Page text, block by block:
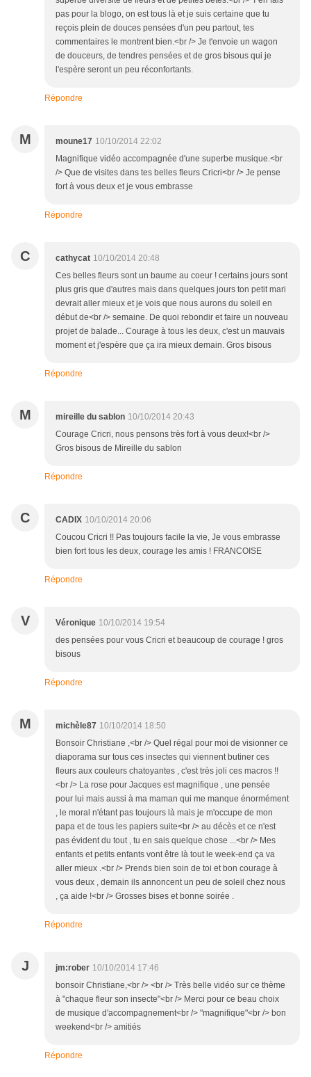
pas pour la blogo, on est tous là et je suis certaine que tu
reçois plein de douces pensées d'un peu partout, tes
commentaires le montrent bien.<br /> Je t'envoie un wagon
de douceurs, de tendres pensées et de gros bisous qui je
l'espère seront un peu réconfortants.
Répondre
M moune17 10/10/2014 22:02
Magnifique vidéo accompagnée d'une superbe musique.<br
/> Que de visites dans tes belles fleurs Cricri<br /> Je pense
fort à vous deux et je vous embrasse
Répondre
C cathycat 10/10/2014 20:48
Ces belles fleurs sont un baume au coeur ! certains jours sont
plus gris que d'autres mais dans quelques jours ton petit mari
devrait aller mieux et je vois que nous aurons du soleil en
début de<br /> semaine. De quoi rebondir et faire un nouveau
projet de balade... Courage à tous les deux, c'est un mauvais
moment et j'espère que ça ira mieux demain. Gros bisous
Répondre
M mireille du sablon 10/10/2014 20:43
Courage Cricri, nous pensons très fort à vous deux!<br />
Gros bisous de Mireille du sablon
Répondre
C CADIX 10/10/2014 20:06
Coucou Cricri !! Pas toujours facile la vie, Je vous embrasse
bien fort tous les deux, courage les amis ! FRANCOISE
Répondre
V Véronique 10/10/2014 19:54
des pensées pour vous Cricri et beaucoup de courage ! gros
bisous
Répondre
M michèle87 10/10/2014 18:50
Bonsoir Christiane ,<br /> Quel régal pour moi de visionner ce
diaporama sur tous ces insectes qui viennent butiner ces
fleurs aux couleurs chatoyantes , c'est très joli ces macros !!
<br /> La rose pour Jacques est magnifique , une pensée
pour lui mais aussi à ma maman qui me manque énormément
, le moral n'étant pas toujours là mais je m'occupe de mon
papa et de tous les papiers suite<br /> au décès et ce n'est
pas évident du tout , tu en sais quelque chose ...<br /> Mes
enfants et petits enfants vont être là tout le week-end ça va
aller mieux .<br /> Prends bien soin de toi et bon courage à
vous deux , demain ils annoncent un peu de soleil chez nous
, ça aide !<br /> Grosses bises et bonne soirée .
Répondre
J jm:rober 10/10/2014 17:46
bonsoir Christiane,<br /> <br /> Très belle vidéo sur ce thème
à "chaque fleur son insecte"<br /> Merci pour ce beau choix
de musique d'accompagnement<br /> "magnifique"<br /> bon
weekend<br /> amitiés
Répondre